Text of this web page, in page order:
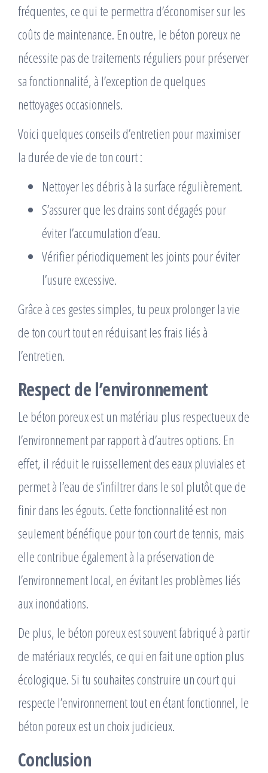
fréquentes, ce qui te permettra d’économiser sur les
coûts de maintenance. En outre, le béton poreux ne
nécessite pas de traitements réguliers pour préserver
sa fonctionnalité, à l’exception de quelques
nettoyages occasionnels.
Voici quelques conseils d’entretien pour maximiser
la durée de vie de ton court :
Nettoyer les débris à la surface régulièrement.
S’assurer que les drains sont dégagés pour
éviter l’accumulation d’eau.
Vérifier périodiquement les joints pour éviter
l’usure excessive.
Grâce à ces gestes simples, tu peux prolonger la vie
de ton court tout en réduisant les frais liés à
l’entretien.
Respect de l’environnement
Le béton poreux est un matériau plus respectueux de
l’environnement par rapport à d’autres options. En
effet, il réduit le ruissellement des eaux pluviales et
permet à l’eau de s’infiltrer dans le sol plutôt que de
finir dans les égouts. Cette fonctionnalité est non
seulement bénéfique pour ton court de tennis, mais
elle contribue également à la préservation de
l’environnement local, en évitant les problèmes liés
aux inondations.
De plus, le béton poreux est souvent fabriqué à partir
de matériaux recyclés, ce qui en fait une option plus
écologique. Si tu souhaites construire un court qui
respecte l’environnement tout en étant fonctionnel, le
béton poreux est un choix judicieux.
Conclusion